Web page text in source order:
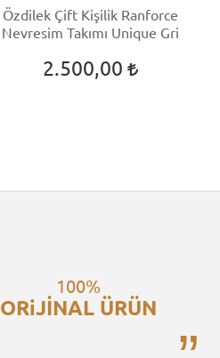
Özdilek Çift Kişilik Ranforce
Nevresim Takımı Unique Gri
2.500,00
100%
ORiJİNAL ÜRÜN